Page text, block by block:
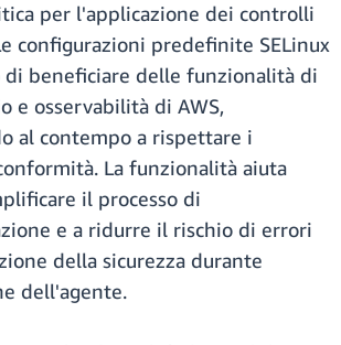
per l'applicazione dei controlli
configurazioni predefinite SELinux
beneficiare delle funzionalità di
e osservabilità di AWS,
al contempo a rispettare i
La funzionalità aiuta
il processo di
e a ridurre il rischio di errori
della sicurezza durante
dell'agente.